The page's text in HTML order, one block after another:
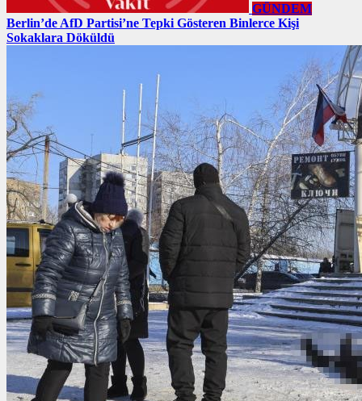
GÜNDEM
Berlin’de AfD Partisi’ne Tepki Gösteren Binlerce Kişi
Sokaklara Döküldü